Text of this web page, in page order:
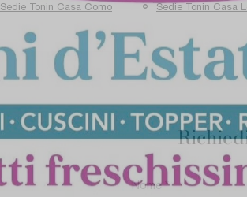
Sedie Tonin Casa Como Sedie Tonin Casa